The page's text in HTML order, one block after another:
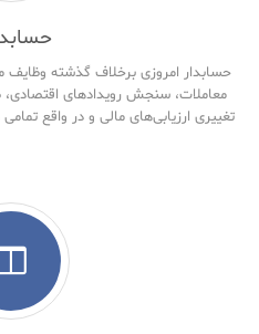
حسابدار امروزی برخلاف گذشته وظایف
معاملات، سنجش رویدادهای
تغییری ارزیابی‌های مالی و در واقع